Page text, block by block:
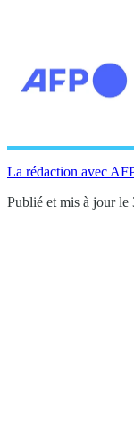
La rédaction avec
Publié et mis à jour le